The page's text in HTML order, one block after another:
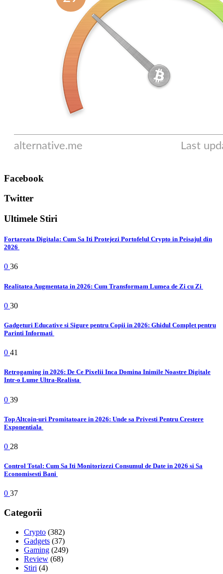
Facebook
Twitter
Ultimele Stiri
Fortareata Digitala: Cum Sa Iti Protejezi Portofelul Crypto in Peisajul din
2026
0 36
Realitatea Augmentata in 2026: Cum Transformam Lumea de Zi cu Zi
0 30
Gadgeturi Educative si Sigure pentru Copii in 2026: Ghidul Complet pentru
Parinti Informati
0 41
Retrogaming in 2026: De Ce Pixelii Inca Domina Inimile Noastre Digitale
Intr-o Lume Ultra-Realista
0 39
Top Altcoin-uri Promitatoare in 2026: Unde sa Privesti Pentru Crestere
Exponentiala
0 28
Control Total: Cum Sa Iti Monitorizezi Consumul de Date in 2026 si Sa
Economisesti Bani
0 37
Categorii
Crypto (382)
Gadgets (37)
Gaming (249)
Review (68)
Stiri (4)